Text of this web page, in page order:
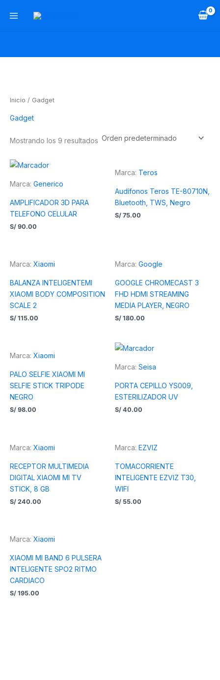
Inicio / Gadget
Gadget
Mostrando los 9 resultados
Marca: Generico
AMPLIFICADOR 3D PARA
TELEFONO CELULAR
S/ 90.00
Marca: Teros
Audífonos Teros TE-80710N,
Bluetooth, TWS, Negro
S/ 75.00
Marca: Xiaomi
BALANZA INTELIGENTEMI
XIAOMI BODY COMPOSITION
SCALE 2
S/ 115.00
Marca: Google
GOOGLE CHROMECAST 3
FHD HDMI STREAMING
MEDIA PLAYER, NEGRO
S/ 180.00
Marca: Xiaomi
PALO SELFIE XIAOMI MI
SELFIE STICK TRIPODE
NEGRO
S/ 98.00
Marca: Seisa
PORTA CEPILLO YS009,
ESTERILIZADOR UV
S/ 40.00
Marca: Xiaomi
RECEPTOR MULTIMEDIA
DIGITAL XIAOMI MI TV
STICK, 8 GB
S/ 240.00
Marca: EZVIZ
TOMACORRIENTE
INTELIGENTE EZVIZ T30,
WIFI
S/ 55.00
Marca: Xiaomi
XIAOMI MI BAND 6 PULSERA
INTELIGENTE SPO2 RITMO
CARDIACO
S/ 195.00